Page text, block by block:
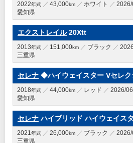
2022年式 43,000km ホワイト
2026/
愛知県
エクストレイル20Xtt
2013年式 151,000km ブラック
三重県
セレナ ◆ハイウェイスター Vセレク
2018年式 44,000km レッド
2026/06
愛知県
セレナハイブリッド ハイウェイス
2021年式 26,000km ブラック
2026/
三重県